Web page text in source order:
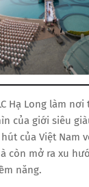
Hạ Long làm
của giới siêu
của Việt Nam
còn mở ra xu
năng.